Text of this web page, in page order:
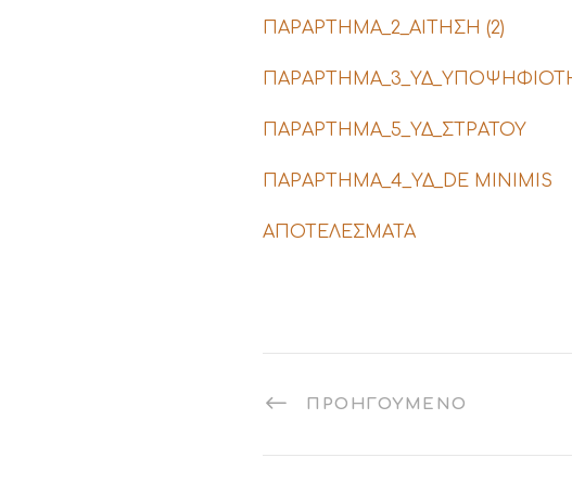
ΠΑΡΑΡΤΗΜΑ_2_ΑΙΤΗΣΗ (2)
ΠΑΡΑΡΤΗΜΑ_5_ΥΔ_ΣΤΡΑΤΟΥ
ΠΑΡΑΡΤΗΜΑ_4_ΥΔ_DE MINIMIS
ΑΠΟΤΕΛΕΣΜΑΤΑ
ΠΡΟΗΓΟΎΜΕΝΟ